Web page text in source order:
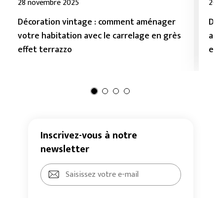
28 novembre 2025
Décoration vintage : comment aménager
votre habitation avec le carrelage en grès
effet terrazzo
20
Inscrivez-vous à notre
newsletter